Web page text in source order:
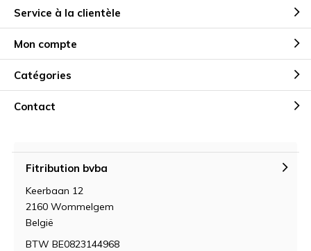
Service à la clientèle
Mon compte
Catégories
Contact
Fitribution bvba
Keerbaan 12
2160 Wommelgem
België
BTW BE0823144968